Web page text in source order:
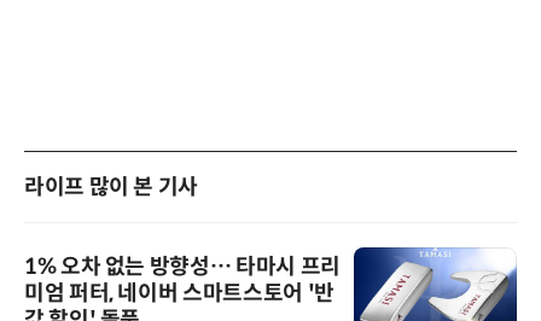
라이프 많이 본 기사
1% 오차 없는 방향성… 타마시 프리
미엄 퍼터, 네이버 스마트스토어 '반